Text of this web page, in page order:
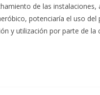
de las
potenciaría el uso
y utilización por parte de la